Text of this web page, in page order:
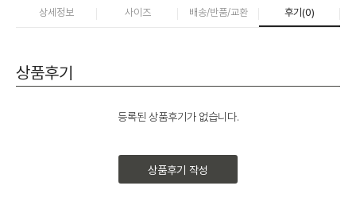
상세정보 사이즈 배송/반품/교환 후기(0)
상품후기
등록된 상품후기가 없습니다.
상품후기 작성